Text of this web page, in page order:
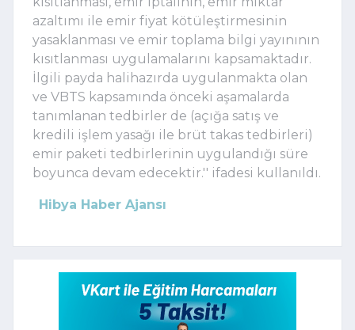
azaltımı ile emir fiyat kötüleştirmesinin
yasaklanması ve emir toplama bilgi yayınının
kısıtlanması uygulamalarını kapsamaktadır.
İlgili payda halihazırda uygulanmakta olan
ve VBTS kapsamında önceki aşamalarda
tanımlanan tedbirler de (açığa satış ve
kredili işlem yasağı ile brüt takas tedbirleri)
emir paketi tedbirlerinin uygulandığı süre
boyunca devam edecektir.'' ifadesi kullanıldı.
Hibya Haber Ajansı